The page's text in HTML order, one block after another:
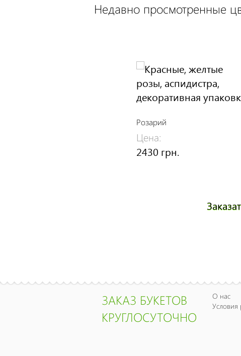
Недавно просмотренные
Розарий
Цена:
2430 грн.
ЗАКАЗ БУКЕТОВ
КРУГЛОСУТОЧНО
О нас
Условия